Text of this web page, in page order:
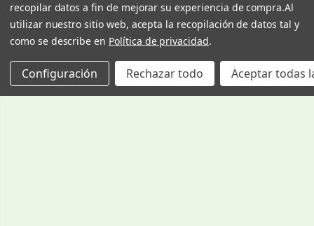
recopilar datos a fin de mejorar su experiencia de compra.Al
utilizar nuestro sitio web, acepta la recopilación de datos tal y
como se describe en Política de privacidad.
Configuración Rechazar todo Aceptar todas